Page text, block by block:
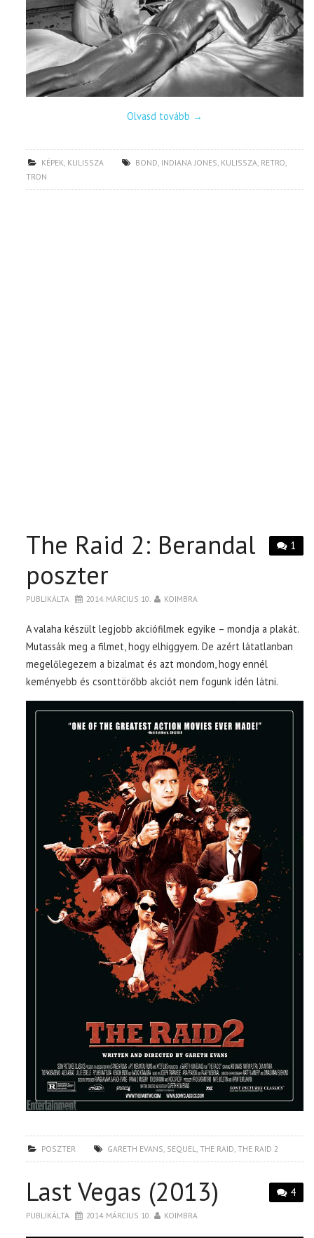
Olvasd tovább →
KÉPEK KULISSZA BOND INDIANA JONES KULISSZA RETRO
TRON
1
The Raid 2: Berandal
poszter
PUBLIKÁLTA 2014. MÁRCIUS 10. KOIMBRA
A valaha készült legjobb akciófilmek egyike – mondja a plakát.
Mutassák meg a filmet, hogy elhiggyem. De azért látatlanban
megelőlegezem a bizalmat és azt mondom, hogy ennél
keményebb és csonttörőbb akciót nem fogunk idén látni.
POSZTER GARETH EVANS, SEQUEL,THE RAID,THE RAID 2
4
Last Vegas (2013)
PUBLIKÁLTA 2014. MÁRCIUS 10. KOIMBRA